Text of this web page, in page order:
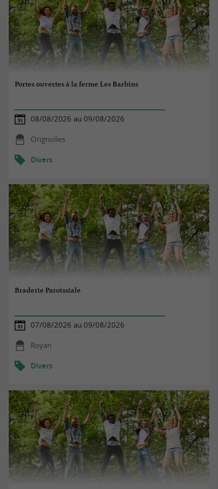
Portes ouvertes à la ferme Les Barbins
08/08/2026 au 09/08/2026
Orignolles
Divers
Braderie Paroissiale
07/08/2026 au 09/08/2026
Royan
Divers